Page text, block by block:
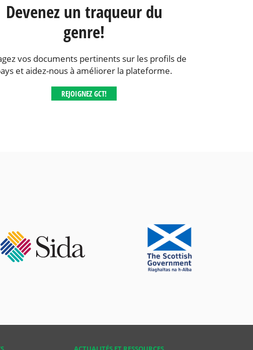
Devenez un traqueur du
genre!
vos documents pertinents sur les profils de
et aidez-nous à améliorer la plateforme.
REJOIGNEZ GCT!